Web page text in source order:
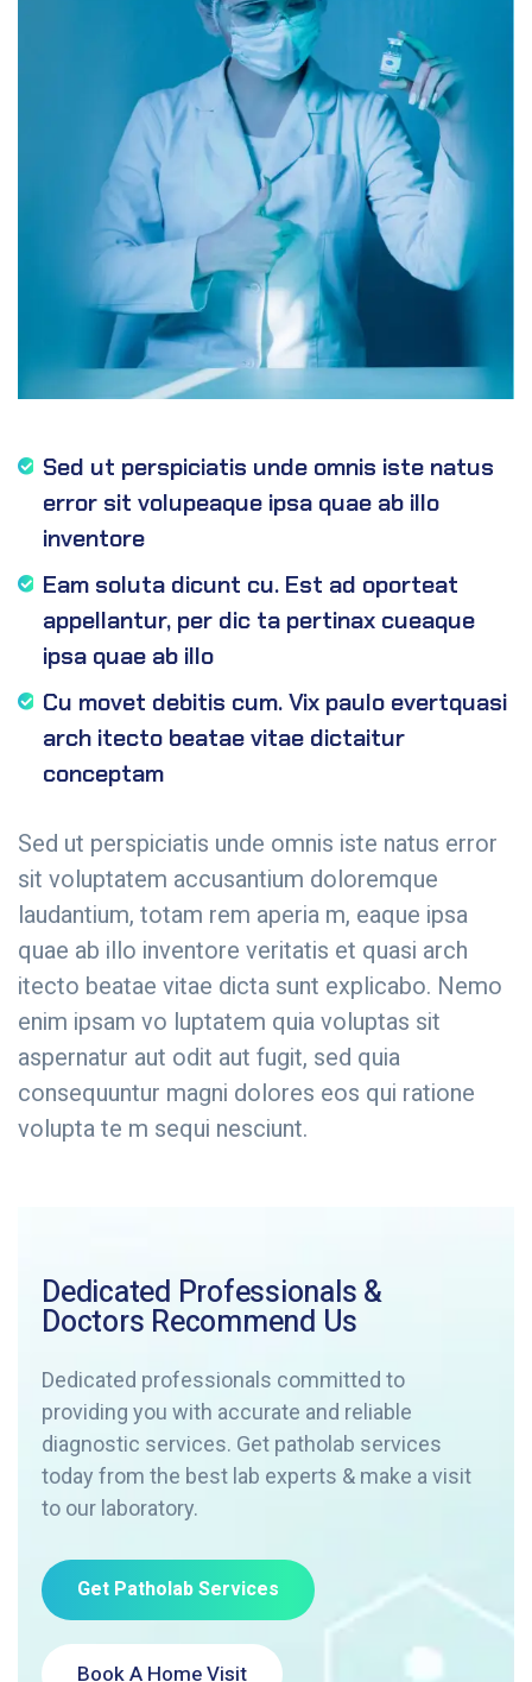
Sed ut perspiciatis unde omnis iste natus
error sit volupeaque ipsa quae ab illo
inventore
Eam soluta dicunt cu. Est ad oporteat
appellantur, per dic ta pertinax cueaque
ipsa quae ab illo
Cu movet debitis cum. Vix paulo evertquasi
arch itecto beatae vitae dictaitur
conceptam
Sed ut perspiciatis unde omnis iste natus error
sit voluptatem accusantium doloremque
laudantium, totam rem aperia m, eaque ipsa
quae ab illo inventore veritatis et quasi arch
itecto beatae vitae dicta sunt explicabo. Nemo
enim ipsam vo luptatem quia voluptas sit
aspernatur aut odit aut fugit, sed quia
consequuntur magni dolores eos qui ratione
volupta te m sequi nesciunt.
Dedicated Professionals &
Doctors Recommend Us
Dedicated professionals committed to
providing you with accurate and reliable
diagnostic services. Get patholab services
today from the best lab experts & make a visit
to our laboratory.
Get Patholab Services
Book A Home Visit